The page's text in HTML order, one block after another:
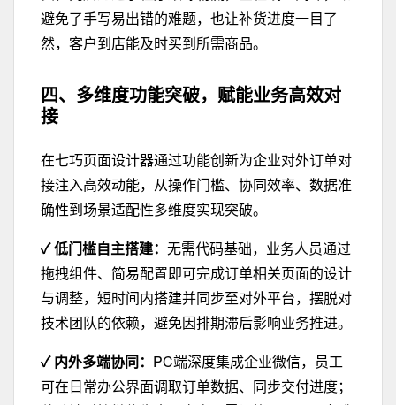
避免了手写易出错的难题，也让补货进度一目了
然，客户到店能及时买到所需商品。
四、多维度功能突破， 赋能业务高效对
接
在七巧页面设计器通过功能创新为企业对外订单对
接注入高效动能， 从操作门槛、 协同效率、 数据准
确性到场景适配性多维度实现突破。
✓ 低门槛自主搭建： 无需代码基础，业务人员通过
拖拽组件、简易配置即可完成订单相关页面的设计
与调整，短时间内搭建并同步至对外平台，摆脱对
技术团队的依赖，避免因排期滞后影响业务推进。
✓ 内外多端协同： PC端深度集成企业微信，员工
可在日常办公界面调取订单数据、同步交付进度；